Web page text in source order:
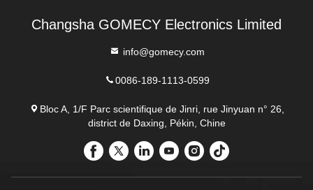
Changsha GOMECY Electronics Limited
info@gomecy.com
0086-189-1113-0599
Bloc A, 1/F Parc scientifique de Jinri, rue Jinyuan n° 26,
district de Daxing, Pékin, Chine